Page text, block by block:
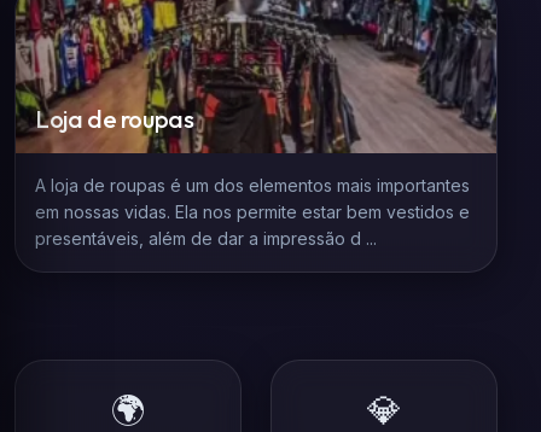
Loja de roupas
A loja de roupas é um dos elementos mais importantes
em nossas vidas. Ela nos permite estar bem vestidos e
presentáveis, além de dar a impressão d ...
🌍 💎